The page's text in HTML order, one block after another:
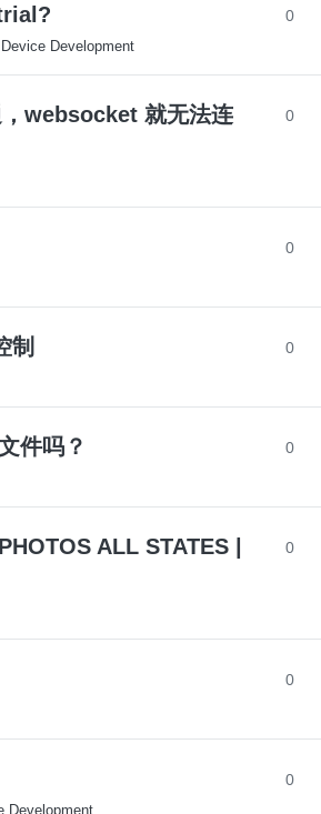
Development
0
websocket 就无法连
0
0
制 0
件吗？ 0
ALL STATES |
0
0
Development
0